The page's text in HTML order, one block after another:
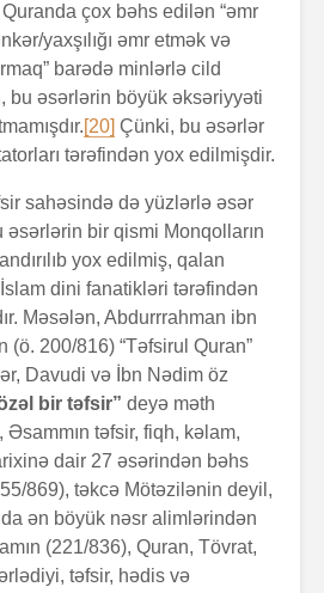
çox bəhs edilən “əmr
yaxşılığı əmr etmək və
barədə minlərlə cild
bu əsərlərin böyük əksəriyyəti
[20] Çünki, bu əsərlər
tərəfindən yox edilmişdir.
sahəsində də yüzlərlə əsər
əsərlərin bir qismi Monqolların
yox edilmiş, qalan
dini fanatikləri tərəfindən
Məsələn, Abdurrrahman ibn
(ö. 200/816) “Təfsirul Quran”
Davudi və İbn Nədim öz
bir təfsir” deyə məth
təfsir, fiqh, kəlam,
dair 27 əsərindən bəhs
869), təkcə Mötəzilənin deyil,
ən böyük nəsr alimlərindən
(221/836), Quran, Tövrat,
təfsir, hədis və